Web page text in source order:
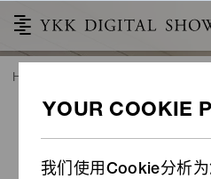
我们使用Cookie分析
拉链变，时装
变!?
HOME